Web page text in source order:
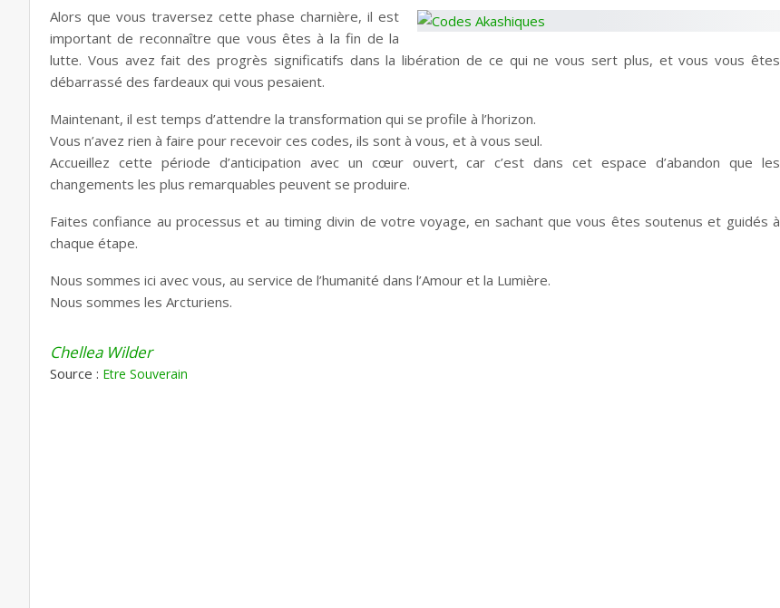
Alors que vous traversez cette phase charnière, il est
important de reconnaître que vous êtes à la fin de la
lutte. Vous avez fait des progrès significatifs dans la libération de ce qui ne vous sert plus, et vous vous êtes
débarrassé des fardeaux qui vous pesaient.
Maintenant, il est temps d’attendre la transformation qui se profile à l’horizon.
Vous n’avez rien à faire pour recevoir ces codes, ils sont à vous, et à vous seul.
Accueillez cette période d’anticipation avec un cœur ouvert, car c’est dans cet espace d’abandon que les
changements les plus remarquables peuvent se produire.
Faites confiance au processus et au timing divin de votre voyage, en sachant que vous êtes soutenus et guidés à
chaque étape.
Nous sommes ici avec vous, au service de l’humanité dans l’Amour et la Lumière.
Nous sommes les Arcturiens.
Chellea Wilder
Source : Etre Souverain